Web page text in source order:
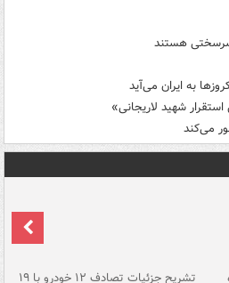
سرسختی هستند
به ایران می‌آید
شهید لاریجانی»
می‌کند
تشریح جزئیات تصادف ۱۲ خودرو با ۱۹